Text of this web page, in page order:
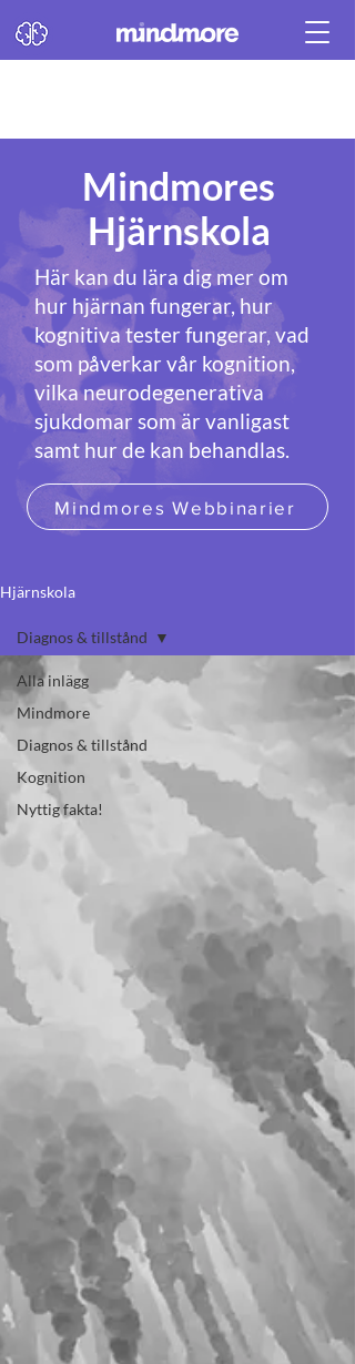
Mindmores
Hjärnskola
Här kan du lära dig mer om
hur hjärnan fungerar, hur
kognitiva tester fungerar, vad
som påverkar vår kognition,
vilka neurodegenerativa
sjukdomar som är vanligast
samt hur de kan behandlas.
Mindmores Webbinarier
Hjärnskola
Alla inlägg
Mindmore
Diagnos & tillstånd
Kognition
Nyttig fakta!
Diagnos & tillstånd